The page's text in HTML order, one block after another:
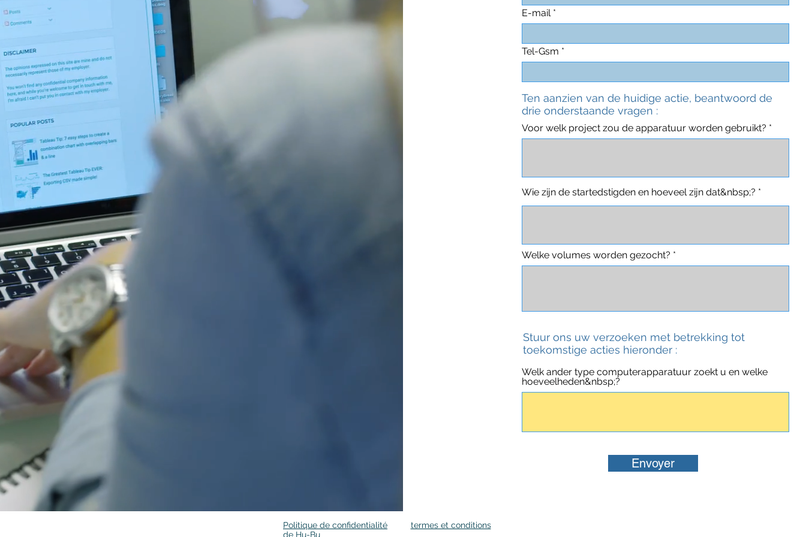
E-mail
Tel-Gsm
Ten aanzien van de huidige actie, beantwoord de
drie onderstaande vragen :
Voor welk project zou de apparatuur worden gebruikt?
Wie zijn de startedstigden en hoeveel zijn dat&nbsp;?
Welke volumes worden gezocht?
Stuur ons uw verzoeken met betrekking tot
toekomstige acties hieronder :
Welk ander type computerapparatuur zoekt u en welke
hoeveelheden&nbsp;?
Envoyer
Politique de confidentialité
de Hu-Bu
termes et conditions